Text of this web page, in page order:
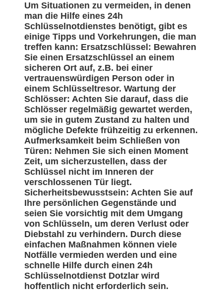
Um Situationen zu vermeiden, in denen
man die Hilfe eines 24h
Schlüsselnotdienstes benötigt, gibt es
einige Tipps und Vorkehrungen, die man
treffen kann: Ersatzschlüssel: Bewahren
Sie einen Ersatzschlüssel an einem
sicheren Ort auf, z.B. bei einer
vertrauenswürdigen Person oder in
einem Schlüsseltresor. Wartung der
Schlösser: Achten Sie darauf, dass die
Schlösser regelmäßig gewartet werden,
um sie in gutem Zustand zu halten und
mögliche Defekte frühzeitig zu erkennen.
Aufmerksamkeit beim Schließen von
Türen: Nehmen Sie sich einen Moment
Zeit, um sicherzustellen, dass der
Schlüssel nicht im Inneren der
verschlossenen Tür liegt.
Sicherheitsbewusstsein: Achten Sie auf
Ihre persönlichen Gegenstände und
seien Sie vorsichtig mit dem Umgang
von Schlüsseln, um deren Verlust oder
Diebstahl zu verhindern. Durch diese
einfachen Maßnahmen können viele
Notfälle vermieden werden und eine
schnelle Hilfe durch einen 24h
Schlüsselnotdienst Dotzlar wird
hoffentlich nicht erforderlich sein.